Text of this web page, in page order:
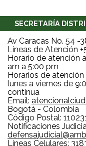
SECRETARÍA
Av Caracas No. 54 -
Líneas de Atención
Horario de atención
am a 5:00 pm
Horarios de
lunes a viernes de
continua
Email:
Bogotá - Colombia
Código Postal:
Notificaciones
Líneas Celulares: